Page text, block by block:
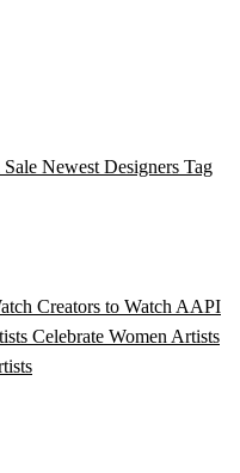
Newest Designers Tag
Creators to Watch AAPI
Celebrate Women Artists